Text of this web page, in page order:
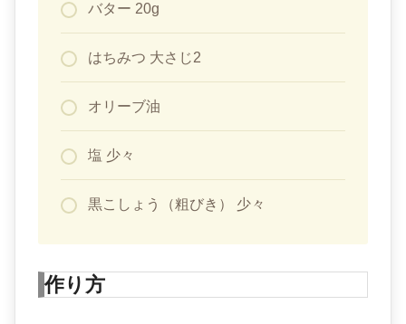
バター 20g
はちみつ 大さじ2
オリーブ油
塩 少々
黒こしょう（粗びき） 少々
作り方